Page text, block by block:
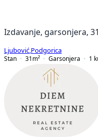
Izdavanje, garsonjera,
Ljubović Podgorica
Stan
31 m² Garsonjera 1